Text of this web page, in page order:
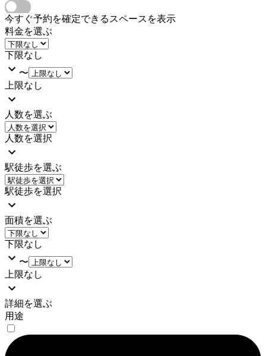
今すぐ予約を確定できるスペースを表示
料金を選ぶ
下限なし
〜
上限なし
人数を選ぶ
人数を選択
駅徒歩を選ぶ
駅徒歩を選択
面積を選ぶ
下限なし
〜
上限なし
詳細を選ぶ
用途